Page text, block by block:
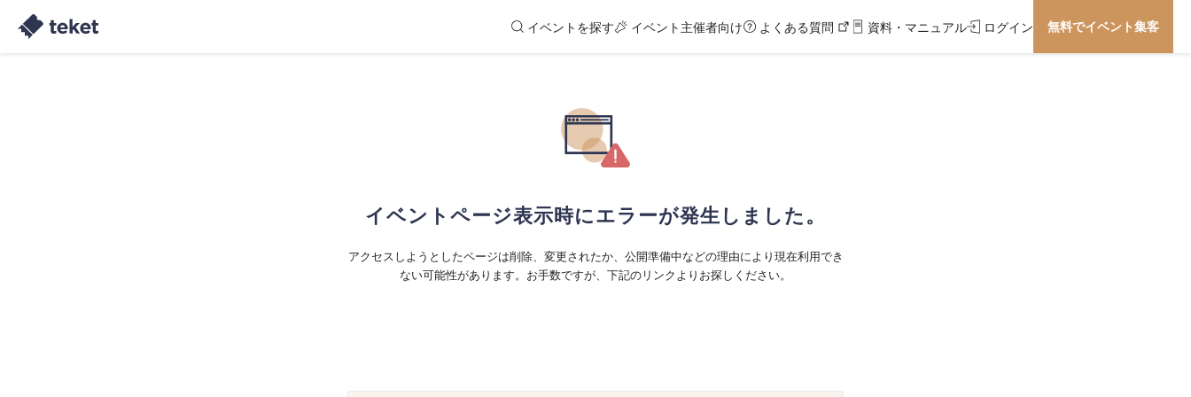
イベントを探す イベント主催者向け よくある質問 資料・マニュアル ログイン 無料でイベント集客
イベントページ表示時にエラーが発生しました。
アクセスしようとしたページは削除、変更されたか、公開準備中などの理由により現在利用でき
ない可能性があります。お手数ですが、下記のリンクよりお探しください。